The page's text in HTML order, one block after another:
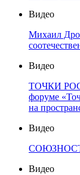
Видео
Михаил
Видео
ТОЧКИ
форуме
на
Видео
Видео